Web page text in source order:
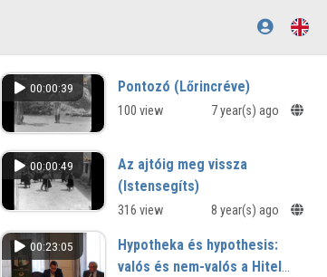
00:00:39 Pontozó (Lőrincréve)
100 view 7 year(s) ago
00:00:49
Az ajtóig meg vissza
(Istensegíts)
316 view 8 year(s) ago
00:23:05
Hypotheka és hypothesis:
valós és nem-valós a Hitel